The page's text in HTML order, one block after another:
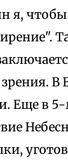
чтобы
Еще в